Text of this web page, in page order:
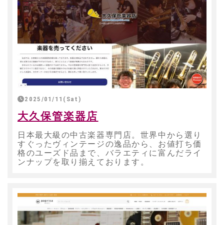
2025/01/11(Sat)
大久保管楽器店
日本最大級の中古楽器専門店。世界中から選り
すぐったヴィンテージの逸品から、お値打ち価
格のユーズド品まで、バラエティに富んだライ
ンナップを取り揃えております。